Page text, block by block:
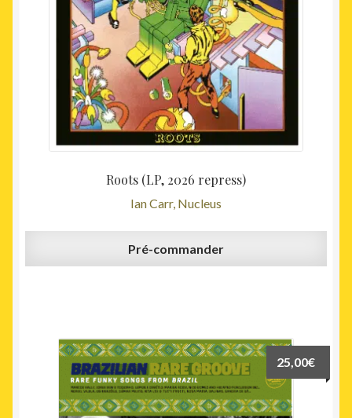
Roots (LP, 2026 repress)
Ian Carr, Nucleus
Pré-commander
25,00€